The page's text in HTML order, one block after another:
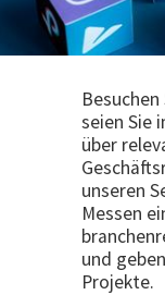
seien Sie
über
unseren
Messen
und
Projekte.